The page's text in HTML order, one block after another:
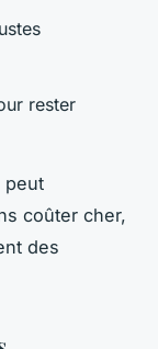
rester
peut
coûter cher,
des